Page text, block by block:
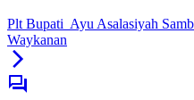
Plt Bupati Ayu Asalasiyah
Waykanan